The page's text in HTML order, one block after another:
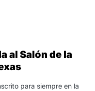
al Salón de la
para siempre en la